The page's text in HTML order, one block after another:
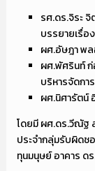
รศ.ดร.จิระ
บรรยายเรื่อ
ผศ.อัษฎา พ
ผศ.พัศรินท์ ก่
บริหารจัดกา
ผศ.นิศารัตน์
โดยมี ผศ.ดร.วีณัฐ
ประจำกลุ่มรับผิด
ทุนมนุษย์ อาคาร ด